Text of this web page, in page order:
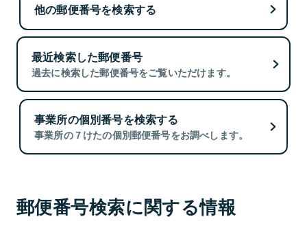
他の郵便番号を検索する
最近検索した郵便番号
過去に検索した郵便番号をご覧いただけます。
事業所の個別番号を検索する
事業所の７けたの個別郵便番号をお調べします。
郵便番号検索に関する情報